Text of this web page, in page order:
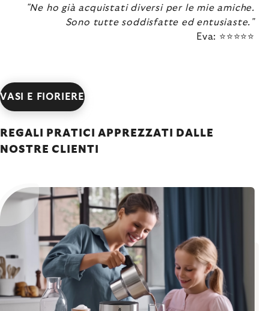
"Ne ho già acquistati diversi per le mie amiche.
Sono tutte soddisfatte ed entusiaste."
Eva: ⭐⭐⭐⭐⭐
VASI E FIORIERE
REGALI PRATICI APPREZZATI DALLE
NOSTRE CLIENTI